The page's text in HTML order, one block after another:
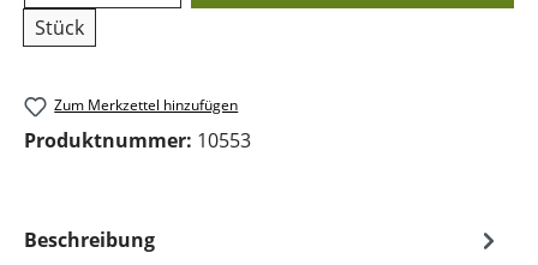
Stück
Zum Merkzettel hinzufügen
Produktnummer: 10553
Beschreibung